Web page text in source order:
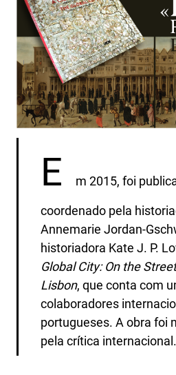
E m 2015, foi
coordenado pela
Annemarie
historiadora Kate J. P.
Global City: On the
Lisbon, que conta com
colaboradores
portugueses. A obra foi
pela crítica